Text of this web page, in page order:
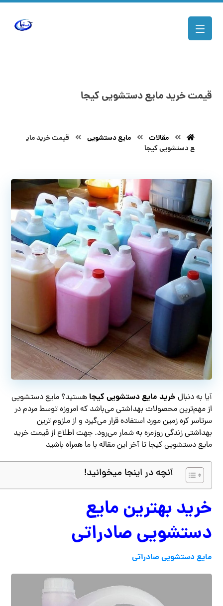
قیمت خرید مایع دستشویی کیجا
مقالات مایع دستشویی
قیمت خرید مای
ع دستشویی کیجا
آیا به دنبال خرید مایع دستشویی کیجاهستید؟ مایع دستشویی
از مهم‌ترین محصولات بهداشتی می‌باشد که امروزه توسط مردم در
سرتاسر کره زمین مورد استفاده قرار می‌گیرد و از ملزوم ترین
بهداشتی زندگی روزمره به شمار می‌رود. جهت اطلاع از قیمت خرید
مایع دستشویی کیجا تا آخر این مقاله با ما همراه باشید
آنچه در اینجا میخوانید!
خرید بهترین مایع
دستشویی صادراتی
مایع دستشویی صادراتی